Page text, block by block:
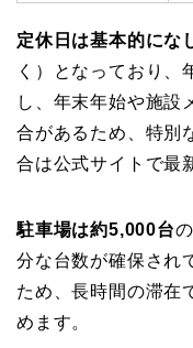
定休日は基本的にな
く）となっており、
し、年末年始や施設
合があるため、特別
合は公式サイトで最
駐車場は約5,000台
分な台数が確保され
ため、長時間の滞在
めます。